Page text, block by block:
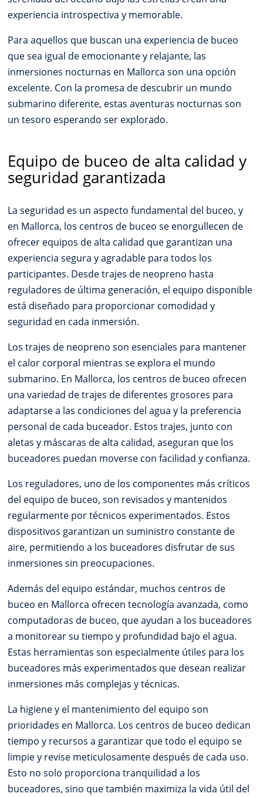
experiencia introspectiva y memorable.
Para aquellos que buscan una experiencia de buceo
que sea igual de emocionante y relajante, las
inmersiones nocturnas en Mallorca son una opción
excelente. Con la promesa de descubrir un mundo
submarino diferente, estas aventuras nocturnas son
un tesoro esperando ser explorado.
Equipo de buceo de alta calidad y
seguridad garantizada
La seguridad es un aspecto fundamental del buceo, y
en Mallorca, los centros de buceo se enorgullecen de
ofrecer equipos de alta calidad que garantizan una
experiencia segura y agradable para todos los
participantes. Desde trajes de neopreno hasta
reguladores de última generación, el equipo disponible
está diseñado para proporcionar comodidad y
seguridad en cada inmersión.
Los trajes de neopreno son esenciales para mantener
el calor corporal mientras se explora el mundo
submarino. En Mallorca, los centros de buceo ofrecen
una variedad de trajes de diferentes grosores para
adaptarse a las condiciones del agua y la preferencia
personal de cada buceador. Estos trajes, junto con
aletas y máscaras de alta calidad, aseguran que los
buceadores puedan moverse con facilidad y confianza.
Los reguladores, uno de los componentes más críticos
del equipo de buceo, son revisados y mantenidos
regularmente por técnicos experimentados. Estos
dispositivos garantizan un suministro constante de
aire, permitiendo a los buceadores disfrutar de sus
inmersiones sin preocupaciones.
Además del equipo estándar, muchos centros de
buceo en Mallorca ofrecen tecnología avanzada, como
computadoras de buceo, que ayudan a los buceadores
a monitorear su tiempo y profundidad bajo el agua.
Estas herramientas son especialmente útiles para los
buceadores más experimentados que desean realizar
inmersiones más complejas y técnicas.
La higiene y el mantenimiento del equipo son
prioridades en Mallorca. Los centros de buceo dedican
tiempo y recursos a garantizar que todo el equipo se
limpie y revise meticulosamente después de cada uso.
Esto no solo proporciona tranquilidad a los
buceadores, sino que también maximiza la vida útil del